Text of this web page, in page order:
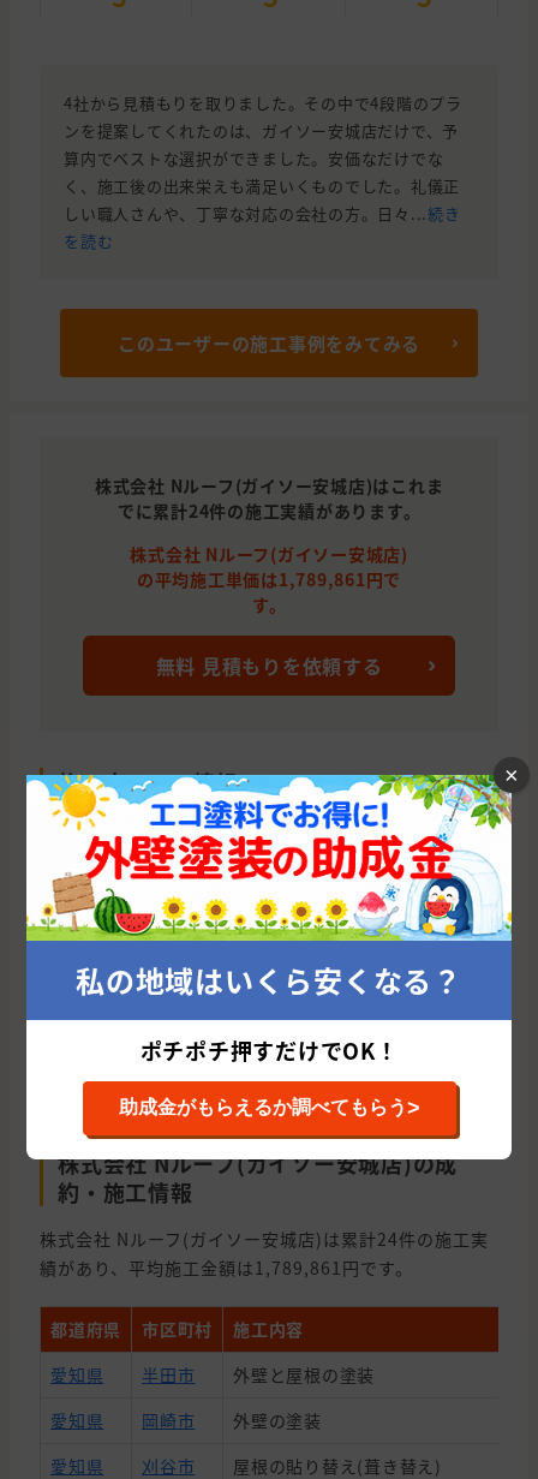
4社から見積もりを取りました。その中で4段階のプラ
ンを提案してくれたのは、ガイソー安城店だけで、予
算内でベストな選択ができました。安価なだけでな
く、施工後の出来栄えも満足いくものでした。礼儀正
しい職人さんや、丁寧な対応の会社の方。日々...続き
を読む
このユーザーの施工事例をみてみる
株式会社 Nルーフ(ガイソー安城店)はこれま
でに累計24件の施工実績があります。
株式会社 Nルーフ(ガイソー安城店)
の平均施工単価は1,789,861円で
す。
無料 見積もりを依頼する
施工店口コミ情報
この施工店の評価
3
愛知県刈谷市
完工時期：2022年12月
態度が丁寧で工事の方法や材料の選定、その他の比較にた
いして、またこちらの質問に対して丁寧にわかりやすく回
答していただき 安心感と信用してもいいのかなと思うよ
と思います。
株式会社 Nルーフ(ガイソー安城店)の成
約・施工情報
株式会社 Nルーフ(ガイソー安城店)は累計24件の施工実
績があり、平均施工金額は1,789,861円です。
都道府県 市区町村
施工内容
愛知県
半田市
外壁と屋根の塗装
愛知県
岡崎市
外壁の塗装
愛知県
刈谷市
屋根の貼り替え(葺き替え)
×
私の地域はいくら安くなる？
ポチポチ押すだけでOK！
助成金がもらえるか調べてもらう>